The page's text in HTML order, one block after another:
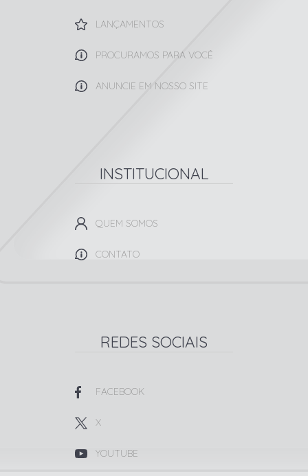
LANÇAMENTOS
PROCURAMOS PARA VOCÊ
ANUNCIE EM NOSSO SITE
INSTITUCIONAL
QUEM SOMOS
CONTATO
REDES SOCIAIS
FACEBOOK
X
YOUTUBE